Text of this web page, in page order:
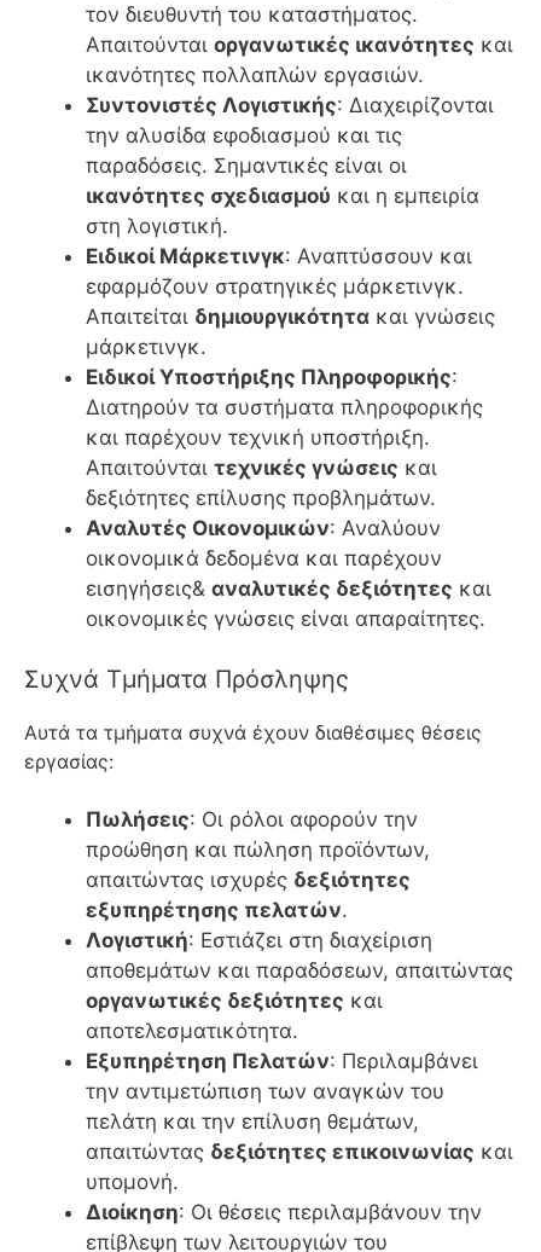
τον διευθυντή του καταστήματος.
Απαιτούνται οργανωτικές ικανότητες και
ικανότητες πολλαπλών εργασιών.
Συντονιστές Λογιστικής: Διαχειρίζονται
την αλυσίδα εφοδιασμού και τις
παραδόσεις. Σημαντικές είναι οι
ικανότητες σχεδιασμού και η εμπειρία
στη λογιστική.
Ειδικοί Μάρκετινγκ: Αναπτύσσουν και
εφαρμόζουν στρατηγικές μάρκετινγκ.
Απαιτείται δημιουργικότητα και γνώσεις
μάρκετινγκ.
Ειδικοί Υποστήριξης Πληροφορικής:
Διατηρούν τα συστήματα πληροφορικής
και παρέχουν τεχνική υποστήριξη.
Απαιτούνται τεχνικές γνώσεις και
δεξιότητες επίλυσης προβλημάτων.
Αναλυτές Οικονομικών: Αναλύουν
οικονομικά δεδομένα και παρέχουν
εισηγήσεις& αναλυτικές δεξιότητες και
οικονομικές γνώσεις είναι απαραίτητες.
Συχνά Τμήματα Πρόσληψης
Αυτά τα τμήματα συχνά έχουν διαθέσιμες θέσεις
εργασίας:
Πωλήσεις: Οι ρόλοι αφορούν την
προώθηση και πώληση προϊόντων,
απαιτώντας ισχυρές δεξιότητες
εξυπηρέτησης πελατών.
Λογιστική: Εστιάζει στη διαχείριση
αποθεμάτων και παραδόσεων, απαιτώντας
οργανωτικές δεξιότητες και
αποτελεσματικότητα.
Εξυπηρέτηση Πελατών: Περιλαμβάνει
την αντιμετώπιση των αναγκών του
πελάτη και την επίλυση θεμάτων,
απαιτώντας δεξιότητες επικοινωνίας και
υπομονή.
Διοίκηση: Οι θέσεις περιλαμβάνουν την
επίβλεψη των λειτουργιών του